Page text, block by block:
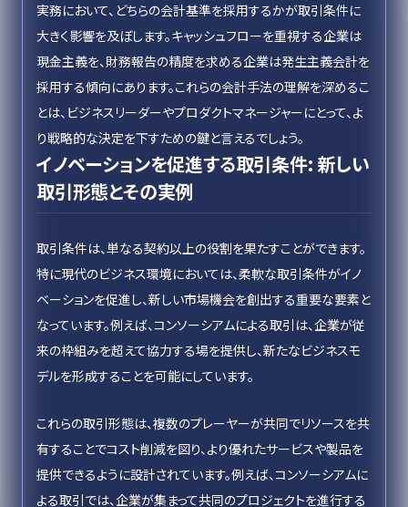
実務において、どちらの会計基準を採用するかが取引条件に
大きく影響を及ぼします。キャッシュフローを重視する企業は
現金主義を、財務報告の精度を求める企業は発生主義会計を
採用する傾向にあります。これらの会計手法の理解を深めるこ
とは、ビジネスリーダーやプロダクトマネージャーにとって、よ
り戦略的な決定を下すための鍵と言えるでしょう。
イノベーションを促進する取引条件: 新しい
取引形態とその実例
取引条件は、単なる契約以上の役割を果たすことができます。
特に現代のビジネス環境においては、柔軟な取引条件がイノ
ベーションを促進し、新しい市場機会を創出する重要な要素と
なっています。例えば、コンソーシアムによる取引は、企業が従
来の枠組みを超えて協力する場を提供し、新たなビジネスモ
デルを形成することを可能にしています。
これらの取引形態は、複数のプレーヤーが共同でリソースを共
有することでコスト削減を図り、より優れたサービスや製品を
提供できるように設計されています。例えば、コンソーシアムに
よる取引では、企業が集まって共同のプロジェクトを進行する